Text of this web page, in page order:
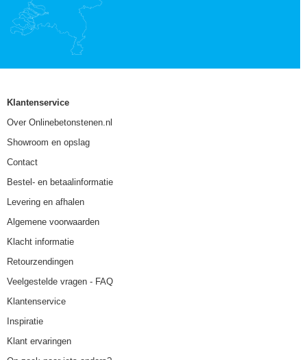
Klantenservice
Over Onlinebetonstenen.nl
Showroom en opslag
Contact
Bestel- en betaalinformatie
Levering en afhalen
Algemene voorwaarden
Klacht informatie
Retourzendingen
Veelgestelde vragen - FAQ
Klantenservice
Inspiratie
Klant ervaringen